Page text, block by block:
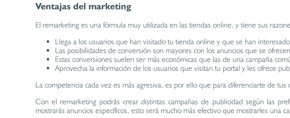
Ventajas del marketing
El remarketing es una fórmula muy utilizada en las tiendas online, y tiene sus
Llega a los usuarios que han visitado tu tienda online y que se han
Las posibilidades de conversión son mayores con los anuncios que se
Estas conversiones suelen ser más económicas que las de una campaña
Aprovecha la información de los usuarios que visitan tu portal y les ofrece
La competencia cada vez es más agresiva, es por ello que para diferenciarte de
Con el remarketing podrás crear distintas campañas de publicidad según las
mostrarás anuncios específicos, esto será mucho más efectivo que mostrarles una